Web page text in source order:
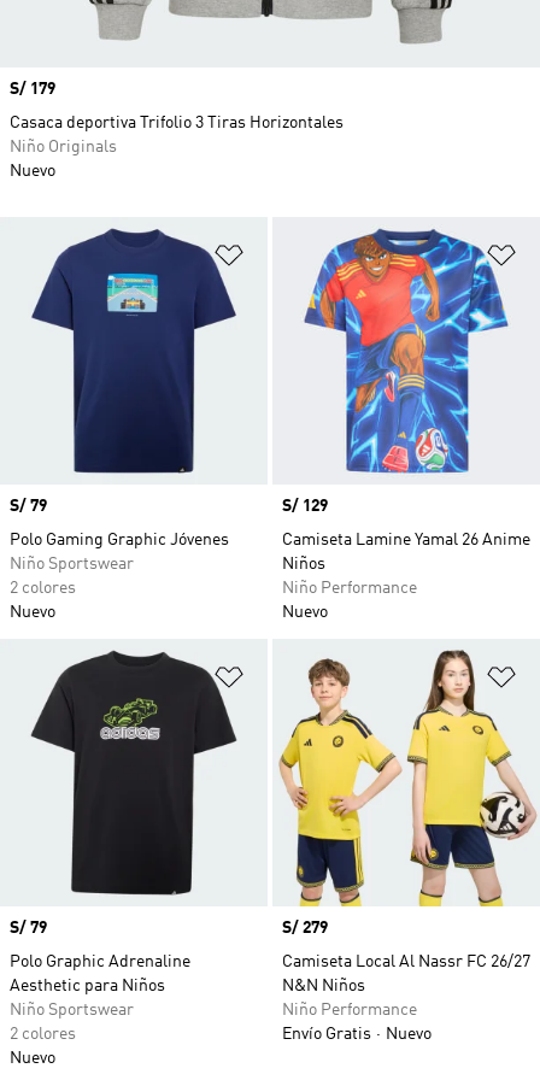
Añadir a la lista de deseos
Precio
S/ 79
Polo Gaming Graphic Jóvenes
Niño Sportswear
2 colores
Nuevo
Precio
S/ 129
Camiseta Lamine Yamal 26 Anime
Niños
Niño Performance
Nuevo
Añadir a la lista de deseos
Precio
S/ 79
Polo Graphic Adrenaline
Aesthetic para Niños
Niño Sportswear
2 colores
Nuevo
Precio
S/ 279
Camiseta Local Al Nassr FC 26/27
N&N Niños
Niño Performance
Envío Gratis
Nuevo
Precio
S/ 179
Casaca deportiva Trifolio 3 Tiras Horizontales
Niño Originals
Nuevo